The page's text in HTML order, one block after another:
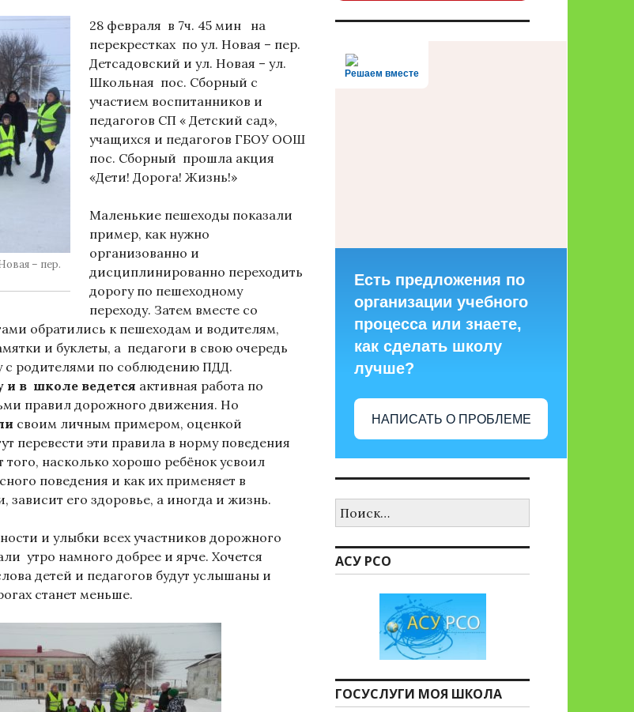
– пер.
28 февраля в 7ч. 45 мин на
перекрестках по ул. Новая – пер.
Детсадовский и ул. Новая – ул.
Школьная пос. Сборный с
участием воспитанников и
педагогов СП « Детский сад»,
учащихся и педагогов ГБОУ ООШ
пос. Сборный прошла акция
«Дети! Дорога! Жизнь!»
Маленькие пешеходы показали
пример, как нужно
организованно и
дисциплинированно переходить
дорогу по пешеходному
переходу. Затем вместе со
обратились к пешеходам и водителям,
и буклеты, а педагоги в свою очередь
с родителями по соблюдению ПДД.
и в школе ведется активная работа по
правил дорожного движения. Но
своим личным примером, оценкой
перевести эти правила в норму поведения
того, насколько хорошо ребёнок усвоил
поведения и как их применяет в
зависит его здоровье, а иногда и жизнь.
и улыбки всех участников дорожного
утро намного добрее и ярче. Хочется
детей и педагогов будут услышаны и
станет меньше.
Решаем вместе
Есть предложения по
организации учебного
процесса или знаете,
как сделать школу
лучше?
НАПИСАТЬ О ПРОБЛЕМЕ
АСУ РСО
ГОСУСЛУГИ МОЯ ШКОЛА